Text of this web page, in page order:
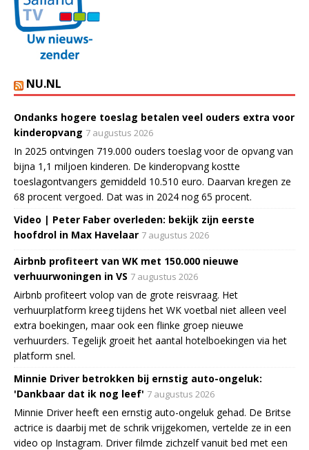
NU.NL
Ondanks hogere toeslag betalen veel ouders extra voor
kinderopvang 7 augustus 2026
In 2025 ontvingen 719.000 ouders toeslag voor de opvang van
bijna 1,1 miljoen kinderen. De kinderopvang kostte
toeslagontvangers gemiddeld 10.510 euro. Daarvan kregen ze
68 procent vergoed. Dat was in 2024 nog 65 procent.
Video | Peter Faber overleden: bekijk zijn eerste
hoofdrol in Max Havelaar 7 augustus 2026
Airbnb profiteert van WK met 150.000 nieuwe
verhuurwoningen in VS 7 augustus 2026
Airbnb profiteert volop van de grote reisvraag. Het
verhuurplatform kreeg tijdens het WK voetbal niet alleen veel
extra boekingen, maar ook een flinke groep nieuwe
verhuurders. Tegelijk groeit het aantal hotelboekingen via het
platform snel.
Minnie Driver betrokken bij ernstig auto-ongeluk:
'Dankbaar dat ik nog leef' 7 augustus 2026
Minnie Driver heeft een ernstig auto-ongeluk gehad. De Britse
actrice is daarbij met de schrik vrijgekomen, vertelde ze in een
video op Instagram. Driver filmde zichzelf vanuit bed met een